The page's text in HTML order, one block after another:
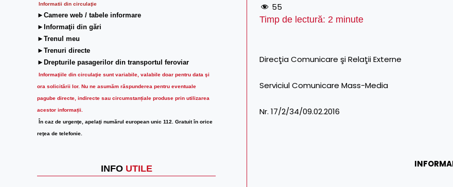
Informatii din circulaţie
►Camere web / tabele informare
►Informaţii din gări
►Trenul meu
►Trenuri directe
►Drepturile pasagerilor din transportul feroviar
Informaţiile din circulaţie sunt variabile, valabile doar pentru data şi
ora solicitării lor. Nu ne asumăm răspunderea pentru eventuale
pagube directe, indirecte sau circumstanțiale produse prin utilizarea
acestor informații.
În caz de urgenţe, apelaţi numărul european unic 112. Gratuit în orice
reţea de telefonie.
INFO UTILE
55
Timp de lectură: 2 minute
Direcţia Comunicare şi Relaţii Externe Tel/
Serviciul Comunicare Mass-Media
Nr. 17/2/34/09.02.2016